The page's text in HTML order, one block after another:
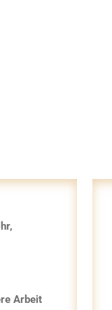
Arbeit